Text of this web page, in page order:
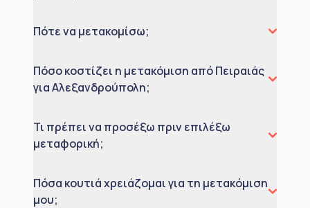
Πότε να μετακομίσω;
Πόσο κοστίζει η μετακόμιση από Πειραιάς
για Αλεξανδρούπολη;
Τι πρέπει να προσέξω πριν επιλέξω
μεταφορική;
Πόσα κουτιά χρειάζομαι για τη μετακόμιση
μου;